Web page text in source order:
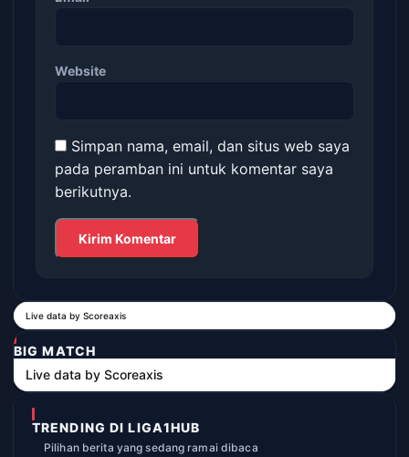
Website
Simpan nama, email, dan situs web saya
pada peramban ini untuk komentar saya
berikutnya.
Live data by Scoreaxis
BIG MATCH
Live data by Scoreaxis
TRENDING DI LIGA1HUB
Pilihan berita yang sedang ramai dibaca